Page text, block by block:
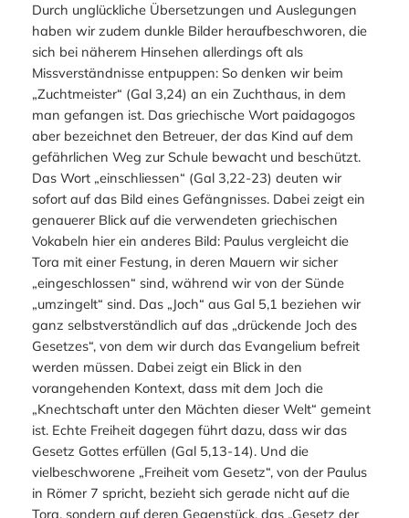
Durch unglückliche Übersetzungen und Auslegungen
haben wir zudem dunkle Bilder heraufbeschworen, die
sich bei näherem Hinsehen allerdings oft als
Missverständnisse entpuppen: So denken wir beim
„Zuchtmeister“ (Gal 3,24) an ein Zuchthaus, in dem
man gefangen ist. Das griechische Wort paidagogos
aber bezeichnet den Betreuer, der das Kind auf dem
gefährlichen Weg zur Schule bewacht und beschützt.
Das Wort „einschliessen“ (Gal 3,22-23) deuten wir
sofort auf das Bild eines Gefängnisses. Dabei zeigt ein
genauerer Blick auf die verwendeten griechischen
Vokabeln hier ein anderes Bild: Paulus vergleicht die
Tora mit einer Festung, in deren Mauern wir sicher
„eingeschlossen“ sind, während wir von der Sünde
„umzingelt“ sind. Das „Joch“ aus Gal 5,1 beziehen wir
ganz selbstverständlich auf das „drückende Joch des
Gesetzes“, von dem wir durch das Evangelium befreit
werden müssen. Dabei zeigt ein Blick in den
vorangehenden Kontext, dass mit dem Joch die
„Knechtschaft unter den Mächten dieser Welt“ gemeint
ist. Echte Freiheit dagegen führt dazu, dass wir das
Gesetz Gottes erfüllen (Gal 5,13-14). Und die
vielbeschworene „Freiheit vom Gesetz“, von der Paulus
in Römer 7 spricht, bezieht sich gerade nicht auf die
Tora, sondern auf deren Gegenstück, das „Gesetz der